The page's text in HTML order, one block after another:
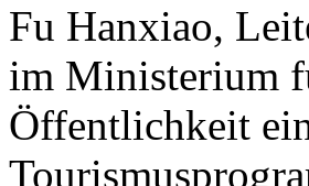
Fu Hanxiao,
im Ministerium
Öffentlichkeit